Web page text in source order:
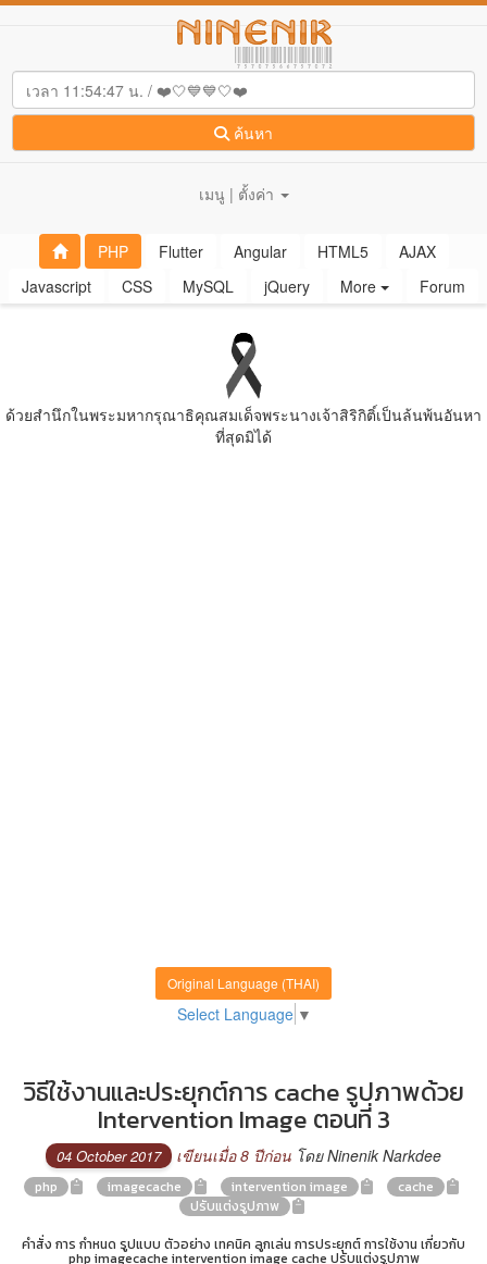
ค้นหา
เมนู | ตั้งค่า
PHP Flutter Angular HTML5
AJAX
Javascript
CSS MySQL jQuery More Forum
ด้วยสํานึกในพระมหากรุณาธิคุณสมเด็จพระนางเจ้าสิริกิติ์เป็นล้นพ้นอันหา
ที่สุดมิได้
Original Language (THAI)
Select Language ▼
วิธีใช้งานและประยุกต์การ cache รูปภาพด้วย
Intervention Image ตอนที่ 3
04 October 2017 เขียนเมื่อ 8 ปีก่อน โดย Ninenik Narkdee
php imagecache intervention image
cache
ปรับแต่งรูปภาพ
คำสั่ง การ กำหนด รูปแบบ ตัวอย่าง เทคนิค ลูกเล่น การประยุกต์ การใช้งาน เกี่ยวกับ
php imagecache intervention image cache ปรับแต่งรูปภาพ